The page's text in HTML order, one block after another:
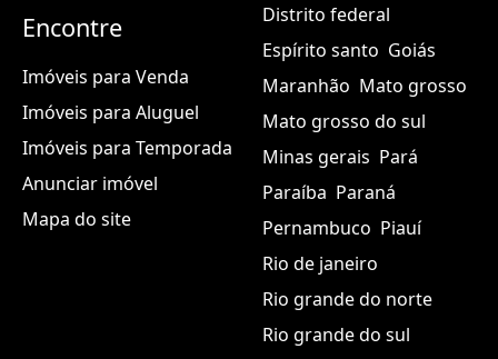
Encontre
Imóveis para Venda
Imóveis para Aluguel
Imóveis para Temporada
Anunciar imóvel
Mapa do site
Distrito federal
Espírito santo Goiás
Maranhão Mato grosso
Mato grosso do sul
Minas gerais Pará
Paraíba Paraná
Pernambuco Piauí
Rio de janeiro
Rio grande do norte
Rio grande do sul